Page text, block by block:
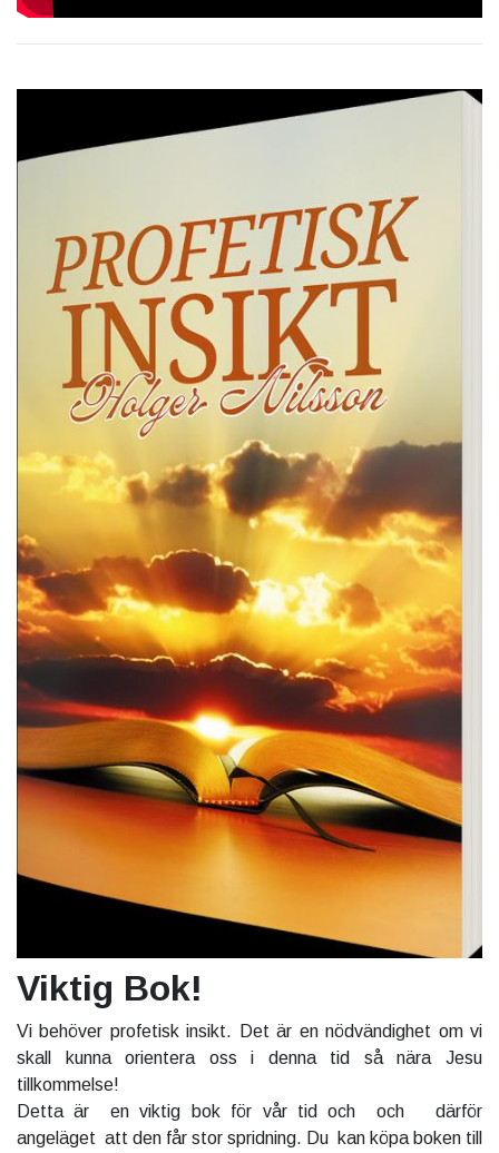
Viktig Bok!
Vi behöver profetisk insikt. Det är en nödvändighet om vi
skall kunna orientera oss i denna tid så nära Jesu
tillkommelse!
Detta är en viktig bok för vår tid och och därför
angeläget att den får stor spridning. Du kan köpa boken till